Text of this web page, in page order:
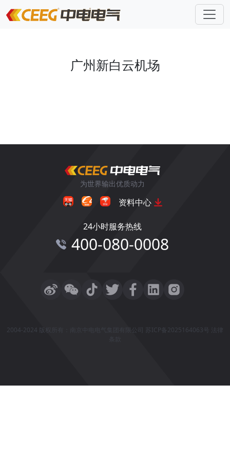
广州新白云机场
为世界输出优质动力
资料中心
24小时服务热线
400-080-0008
2004-2024 版权所有：南京中电电气集团有限公司 苏ICP备2025164063号 法律